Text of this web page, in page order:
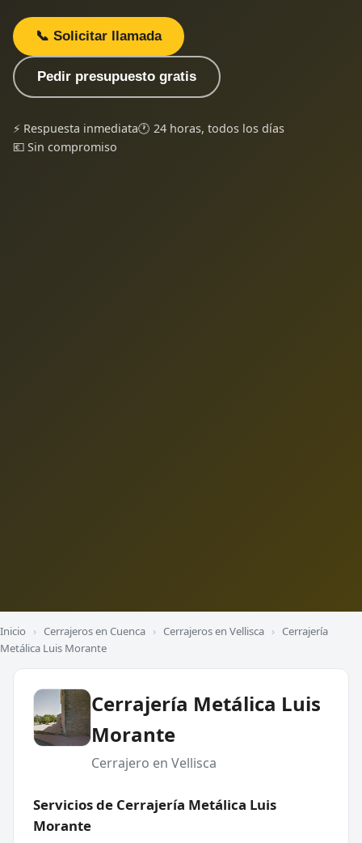
📞 Solicitar llamada
Pedir presupuesto gratis
⚡ Respuesta inmediata🕐 24 horas, todos los días
💶 Sin compromiso
Inicio › Cerrajeros en Cuenca › Cerrajeros en Vellisca › Cerrajería
Metálica Luis Morante
Cerrajería Metálica Luis
Morante
Cerrajero en Vellisca
Servicios de Cerrajería Metálica Luis
Morante